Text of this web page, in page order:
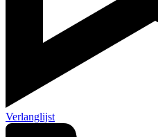
Verlanglijst